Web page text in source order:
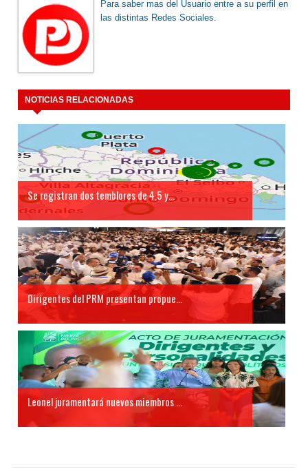
Para saber mas del Usuario entre a su perfil en
las distintas Redes Sociales.
NOTICIAS RELACIONADAS
Se registran dos temblores de 4,5 y...
Dirigentes del PRM presentan propue...
Leonel juramentará nuevos miembros ...